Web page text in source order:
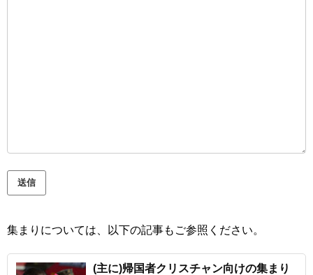
集まりについては、以下の記事もご参照ください。
(主に)帰国者クリスチャン向けの集まり